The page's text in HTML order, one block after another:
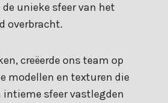
unieke sfeer van het
overbracht.
creëerde ons team op
modellen en texturen die
intieme sfeer vastlegden